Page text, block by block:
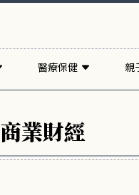
醫療保健 親
商業財經